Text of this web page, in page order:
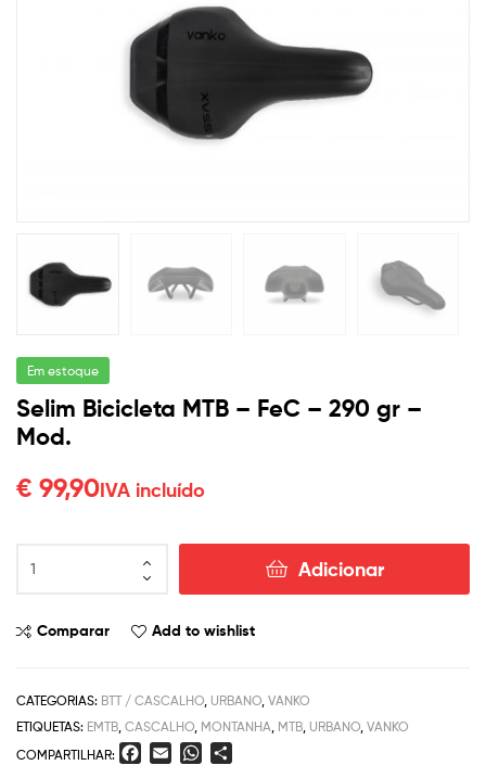
para
cada
necessidade
Em estoque
Selim Bicicleta MTB – FeC – 290 gr –
Mod.
€ 99,90IVA incluído
Adicionar
Comparar Add to wishlist
CATEGORIAS: BTT / CASCALHO URBANO VANKO
ETIQUETAS: EMTB CASCALHO MONTANHA MTB URBANO VANKO
COMPARTILHAR:
W